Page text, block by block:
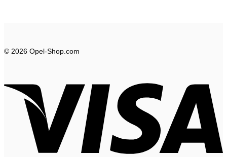
© 2026 Opel-Shop.com